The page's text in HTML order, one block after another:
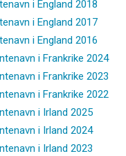
i England 2018
i England 2017
i England 2016
i Frankrike 2024
i Frankrike 2023
i Frankrike 2022
i Irland 2025
i Irland 2024
i Irland 2023